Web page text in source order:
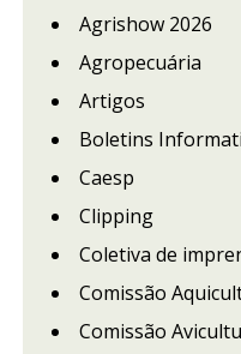
Agrishow 2026
Agropecuária
Artigos
Boletins
Caesp
Clipping
Coletiva de
Comissão
Comissão